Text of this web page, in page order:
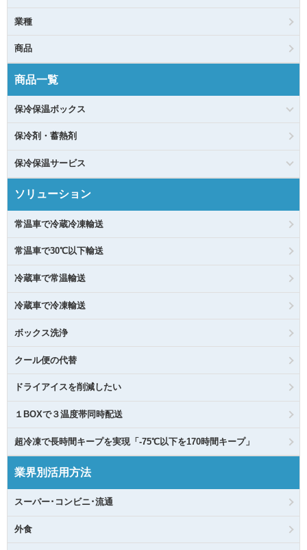
業種
商品
商品一覧
保冷保温ボックス
保冷剤・蓄熱剤
保冷保温サービス
ソリューション
常温車で冷蔵冷凍輸送
常温車で30℃以下輸送
冷蔵車で常温輸送
冷蔵車で冷凍輸送
ボックス洗浄
クール便の代替
ドライアイスを削減したい
１BOXで３温度帯同時配送
超冷凍で長時間キープを実現「-75℃以下を170時間キープ」
業界別活用方法
スーパー･コンビニ･流通
外食